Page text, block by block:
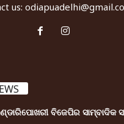
us:
ବିଜେପିର ସାମ୍ବାଦିକ